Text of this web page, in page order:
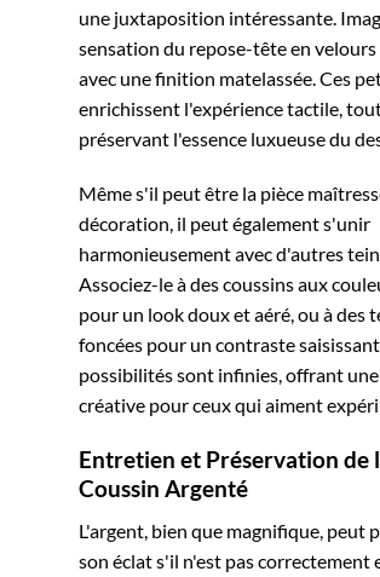
une juxtaposition intéressante.
sensation du repose-tête en velours
avec une finition matelassée. Ces
enrichissent l'expérience tactile,
préservant l'essence luxueuse du
Même s'il peut être la pièce
décoration, il peut également s'unir
harmonieusement avec d'autres
Associez-le à des coussins aux
pour un look doux et aéré, ou à des
foncées pour un contraste
possibilités sont infinies, offrant
créative pour ceux qui aiment
Entretien et Préservation de
Coussin Argenté
L'argent, bien que magnifique, peut
son éclat s'il n'est pas correctement